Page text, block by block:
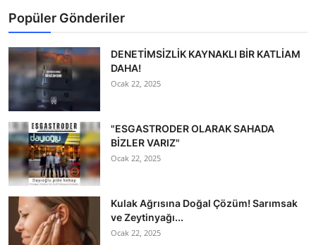
Popüler Gönderiler
DENETİMSİZLİK KAYNAKLI BİR KATLİAM
DAHA!
Ocak 22, 2025
"ESGASTRODER OLARAK SAHADA
BİZLER VARIZ"
Ocak 22, 2025
Kulak Ağrısına Doğal Çözüm! Sarımsak
ve Zeytinyağı...
Ocak 22, 2025